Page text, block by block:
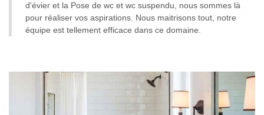
d'évier et la Pose de wc et wc suspendu, nous sommes là
pour réaliser vos aspirations. Nous maitrisons tout, notre
équipe est tellement efficace dans ce domaine.